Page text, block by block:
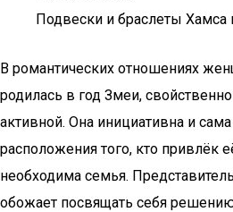
Подвески и браслеты Хамса
В романтических отношениях
родилась в год Змеи,
активной. Она инициативна и
расположения того, кто привлёк
необходима семья.
обожает посвящать себя